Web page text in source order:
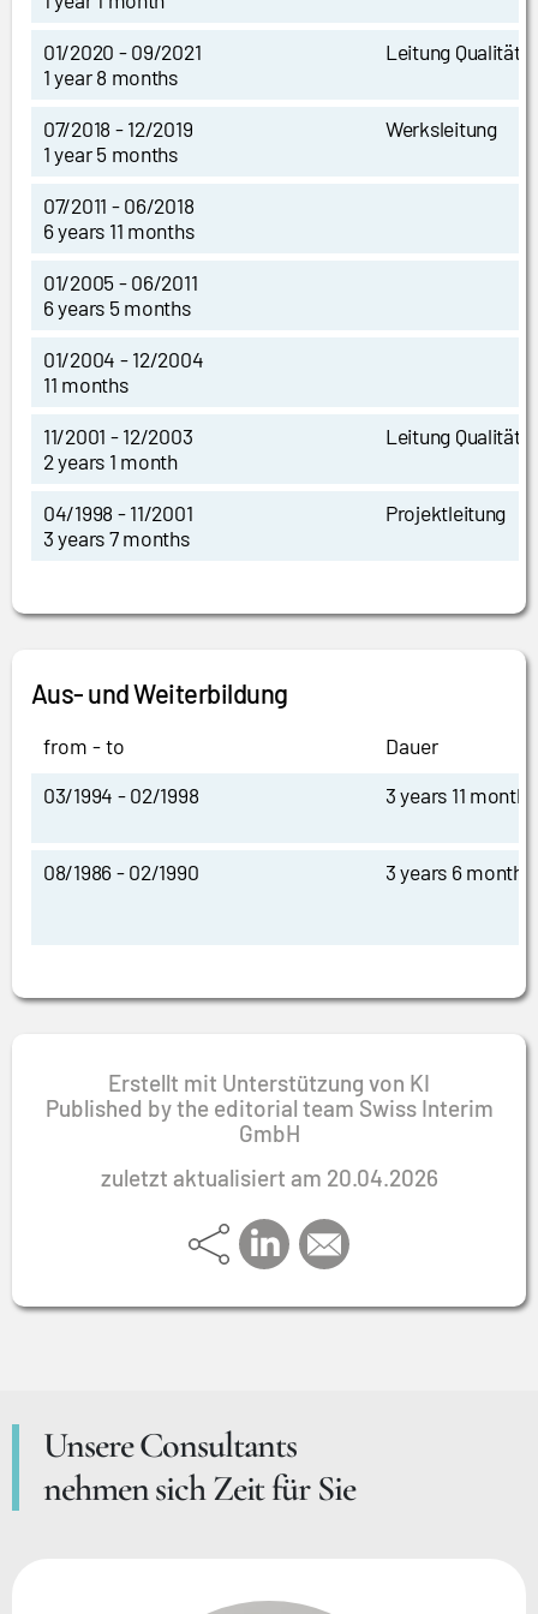
01/2020 - 09/2021
1 year 8 months
Leitung Qualität
07/2018 - 12/2019
1 year 5 months
Werksleitung
07/2011 - 06/2018
6 years 11 months
01/2005 - 06/2011
6 years 5 months
01/2004 - 12/2004
11 months
11/2001 - 12/2003
2 years 1 month
Leitung Qualität
04/1998 - 11/2001
3 years 7 months
Projektleitung
Aus- und Weiterbildung
from - to
Dauer
03/1994 - 02/1998
3 years 11 months
08/1986 - 02/1990 3 years 6 months
Erstellt mit Unterstützung von KI
Published by the editorial team Swiss Interim
GmbH
zuletzt aktualisiert am 20.04.2026
Unsere Consultants
nehmen sich Zeit für Sie